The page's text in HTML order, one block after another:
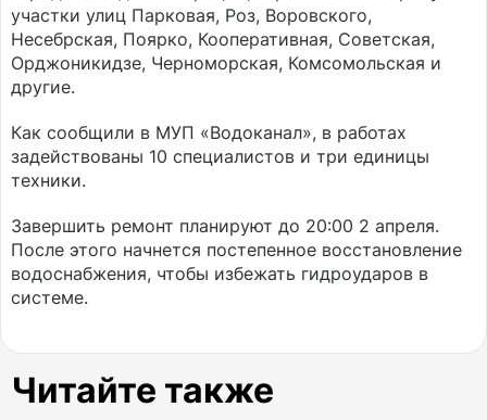
участки улиц Парковая, Роз, Воровского,
Несебрская, Поярко, Кооперативная, Советская,
Орджоникидзе, Черноморская, Комсомольская и
другие.
Как сообщили в МУП «Водоканал», в работах
задействованы 10 специалистов и три единицы
техники.
Завершить ремонт планируют до 20:00 2 апреля.
После этого начнется постепенное восстановление
водоснабжения, чтобы избежать гидроударов в
системе.
Читайте также